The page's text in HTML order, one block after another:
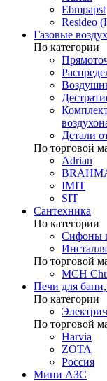
Ebmpapst
Resideo
Газовые
По категории
Детали
По торговой
Adrian
IMIT
SIT
Сантехника
По категории
Сифоны
По торговой
MCH
Печи для
По категории
По торговой
Harvia
ZOTA
Россия
Мини АЗС